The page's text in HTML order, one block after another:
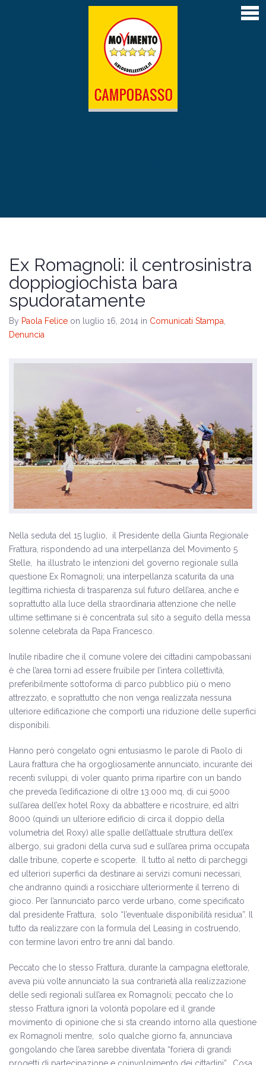
Il programma
Amministrative 2024
Ex Romagnoli: il centrosinistra
doppiogiochista bara
spudoratamente
By Paola Felice on luglio 16, 2014 in Comunicati Stampa
Denuncia
Nella seduta del 15 luglio, il Presidente della Giunta Regionale
Frattura, rispondendo ad una interpellanza del Movimento 5
Stelle, ha illustrato le intenzioni del governo regionale sulla
questione Ex Romagnoli; una interpellanza scaturita da una
legittima richiesta di trasparenza sul futuro dell’area, anche e
soprattutto alla luce della straordinaria attenzione che nelle
ultime settimane si è concentrata sul sito a seguito della messa
solenne celebrata da Papa Francesco.
Inutile ribadire che il comune volere dei cittadini campobassani
è che l’area torni ad essere fruibile per l’intera collettività,
preferibilmente sottoforma di parco pubblico più o meno
attrezzato, e soprattutto che non venga realizzata nessuna
ulteriore edificazione che comporti una riduzione delle superfici
disponibili.
Hanno però congelato ogni entusiasmo le parole di Paolo di
Laura frattura che ha orgogliosamente annunciato, incurante dei
recenti sviluppi, di voler quanto prima ripartire con un bando
che preveda l’edificazione di oltre 13.000 mq, di cui 5000
sull’area dell’ex hotel Roxy da abbattere e ricostruire, ed altri
8000 (quindi un ulteriore edificio di circa il doppio della
volumetria del Roxy) alle spalle dell’attuale struttura dell’ex
albergo, sui gradoni della curva sud e sull’area prima occupata
dalle tribune, coperte e scoperte. Il tutto al netto di parcheggi
ed ulteriori superfici da destinare ai servizi comuni necessari,
che andranno quindi a rosicchiare ulteriormente il terreno di
gioco. Per l’annunciato parco verde urbano, come specificato
dal presidente Frattura, solo “l’eventuale disponibilità residua”. Il
tutto da realizzare con la formula del Leasing in costruendo,
con termine lavori entro tre anni dal bando.
Peccato che lo stesso Frattura, durante la campagna elettorale,
aveva più volte annunciato la sua contrarietà alla realizzazione
delle sedi regionali sull’area ex Romagnoli; peccato che lo
stesso Frattura ignori la volontà popolare ed il grande
movimento di opinione che si sta creando intorno alla questione
ex Romagnoli mentre, solo qualche giorno fa, annunciava
gongolando che l’area sarebbe diventata “foriera di grandi